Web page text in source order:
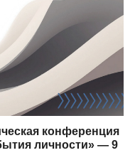
конференция
личности» — 9